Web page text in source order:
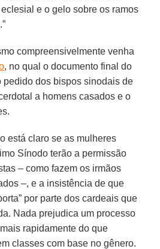
e o gelo sobre os ramos
compreensivelmente venha
, no qual o documento final do
pedido dos bispos sinodais de
a homens casados e o
está claro se as mulheres
Sínodo terão a permissão
– como fazem os irmãos
–, e a insistência de que
por parte dos cardeais que
Nada prejudica um processo
rapidamente do que
classes com base no gênero.